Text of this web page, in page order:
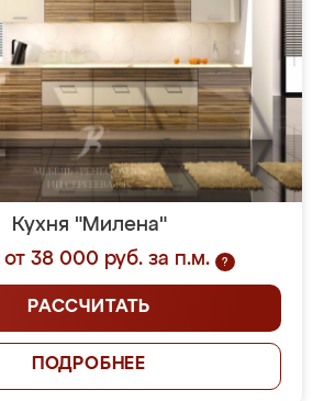
Кухня "Милена"
38 000 руб. за п.м.
?
РАССЧИТАТЬ
ПОДРОБНЕЕ